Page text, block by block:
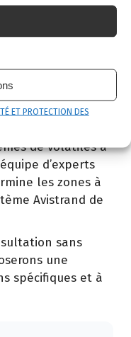
ET PROTECTION DES
à
agréée par les
heures sur 24
de volatiles à
d’experts
les zones à
Avistrand de
sans
une
spécifiques et à